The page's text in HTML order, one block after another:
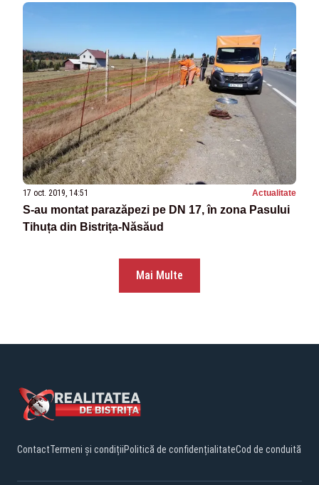
17 oct. 2019, 14:51 Actualitate
S-au montat parazăpezi pe DN 17, în zona Pasului
Tihuța din Bistrița-Năsăud
Mai Multe
ContactTermeni și condițiiPolitică de confidențialitateCod de conduită